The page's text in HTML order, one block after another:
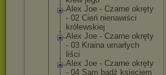
Alex Joe - Czarne okręty
- 02 Cień nienawiści
królewskiej
Alex Joe - Czarne okręty
- 03 Kraina umarłych
liści
Alex Joe - Czarne okręty
- 04 Sam bądź księciem